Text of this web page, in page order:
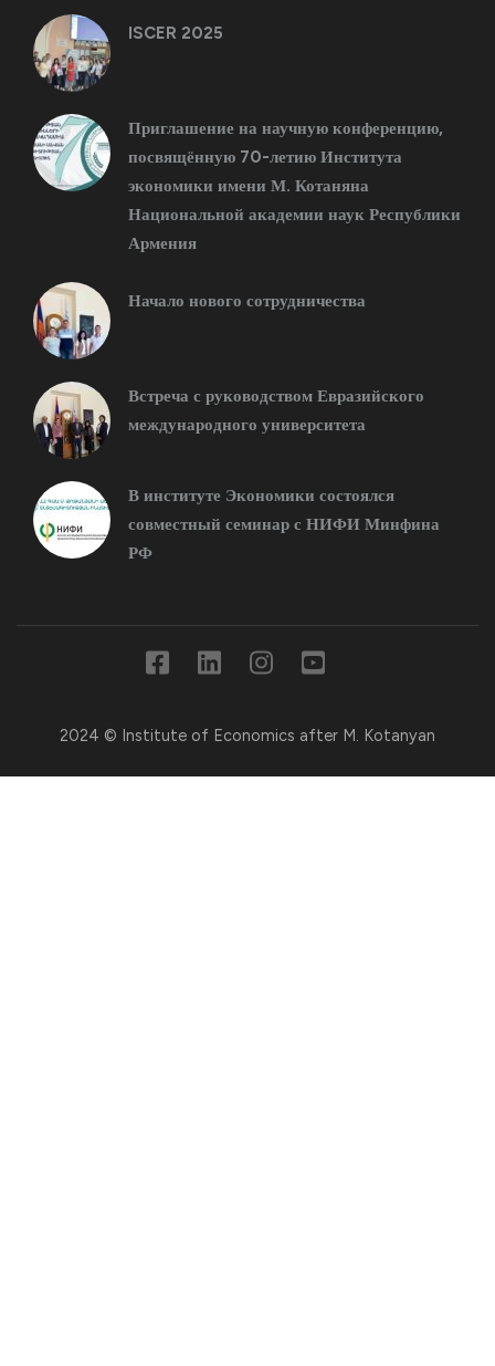
ISCER 2025
Приглашение на научную конференцию,
посвящённую 70-летию Института
экономики имени М. Котаняна
Национальной академии наук Республики
Армения
Начало нового сотрудничества
Встреча с руководством Евразийского
международного университета
В институте Экономики состоялся
совместный семинар с НИФИ Минфина
РФ
2024 © Institute of Economics after M. Kotanyan